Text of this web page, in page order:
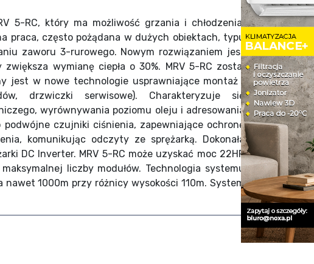
5-RC, który ma możliwość grzania i chłodzenia,
praca, często pożądana w dużych obiektach, typu
zaworu 3-rurowego. Nowym rozwiązaniem jest
wymianę ciepła o 30%. MRV 5-RC został
jest w nowe technologie usprawniające montaż i
drzwiczki serwisowe). Charakteryzuje się
wyrównywania poziomu oleju i adresowania
czujniki ciśnienia, zapewniające ochronę
komunikując odczyty ze sprężarką. Dokonała
DC Inverter. MRV 5-RC może uzyskać moc 22HP
liczby modułów. Technologia systemu
1000m przy różnicy wysokości 110m. System